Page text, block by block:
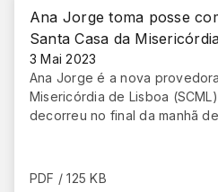
Ana Jorge toma posse
Santa Casa da
3 Mai 2023
Ana Jorge é a nova
Misericórdia de Lisboa
decorreu no final da manhã
PDF / 125 KB